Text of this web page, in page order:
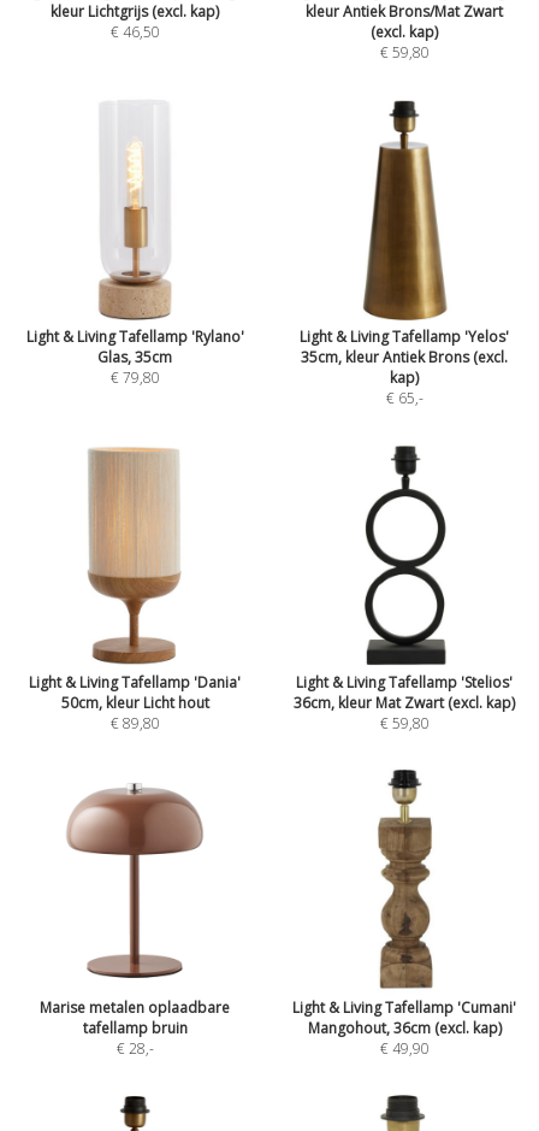
kleur Lichtgrijs (excl. kap)
€ 46,50
kleur Antiek Brons/Mat Zwart
(excl. kap)
€ 59,80
Light & Living Tafellamp 'Rylano'
Glas, 35cm
€ 79,80
Light & Living Tafellamp 'Yelos'
35cm, kleur Antiek Brons (excl.
kap)
€ 65,-
Light & Living Tafellamp 'Dania'
50cm, kleur Licht hout
€ 89,80
Light & Living Tafellamp 'Stelios'
36cm, kleur Mat Zwart (excl. kap)
€ 59,80
Marise metalen oplaadbare
tafellamp bruin
€ 28,-
Light & Living Tafellamp 'Cumani'
Mangohout, 36cm (excl. kap)
€ 49,90